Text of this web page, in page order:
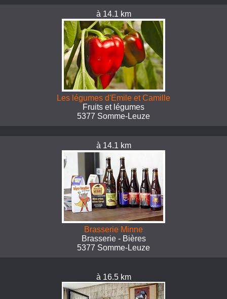
à 14.1 km
Les légumes d'Emile et Camille
Fruits et légumes
5377 Somme-Leuze
à 14.1 km
Brasserie Minne
Brasserie - Bières
5377 Somme-Leuze
à 16.5 km